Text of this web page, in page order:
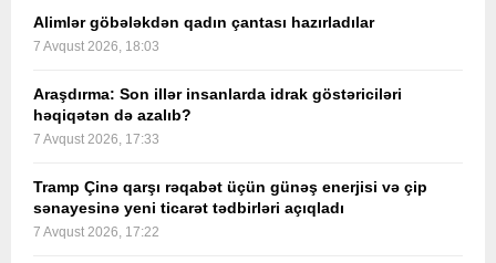
Alimlər göbələkdən qadın çantası hazırladılar
7 Avqust 2026, 18:03
Araşdırma: Son illər insanlarda idrak göstəriciləri
həqiqətən də azalıb?
7 Avqust 2026, 17:33
Tramp Çinə qarşı rəqabət üçün günəş enerjisi və çip
sənayesinə yeni ticarət tədbirləri açıqladı
7 Avqust 2026, 17:22